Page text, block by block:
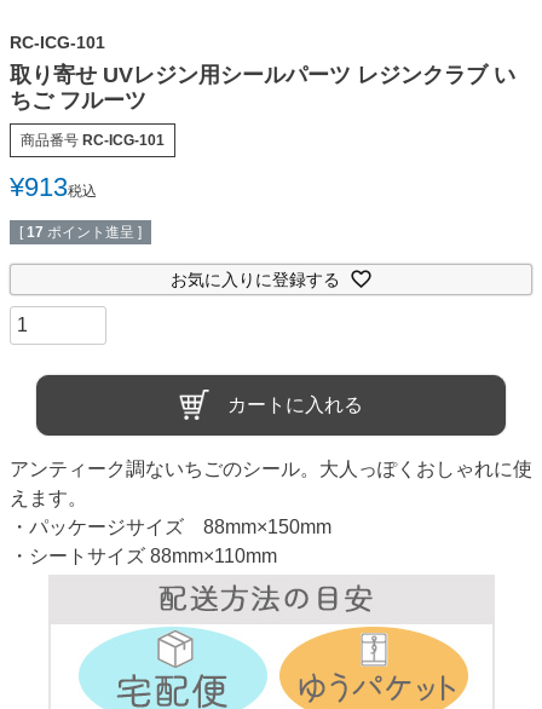
RC-ICG-101
取り寄せ UVレジン用シールパーツ レジンクラブ い
ちご フルーツ
商品番号 RC-ICG-101
¥913税込
[ 17 ポイント進呈 ]
お気に入りに登録する
カートに入れる
アンティーク調ないちごのシール。大人っぽくおしゃれに使
えます。
・パッケージサイズ 88mm×150mm
・シートサイズ 88mm×110mm